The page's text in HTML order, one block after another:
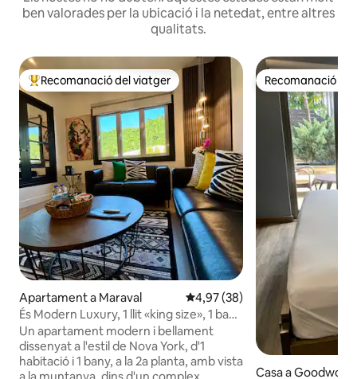
ben valorades per la ubicació i la netedat, entre altres
qualitats.
Principals recomanacions dels viatgers
Recomanació del viatger
Apartament a Maraval 4,97 de puntuació mitjana d'un
4,97 (38)
És Modern Luxury, 1 llit «king size», 1 bany
amb vista
Un apartament modern i bellament
dissenyat a l'estil de Nova York, d'1
habitació i 1 bany, a la 2a planta, amb vista
Recomanació
Recomanació
Casa a